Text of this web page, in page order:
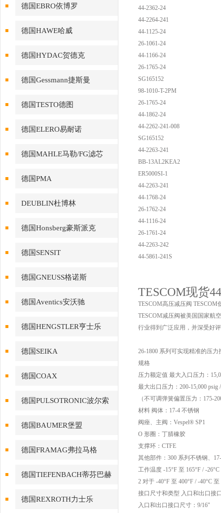
德国EBRO依博罗
德国HAWE哈威
德国HYDAC贺德克
德国Gessmann捷斯曼
德国TESTO德图
德国ELERO易耐诺
德国MAHLE马勒/FG滤芯
德国PMA
DEUBLIN杜博林
德国Honsberg豪斯派克
德国SENSIT
德国GNEUSS格诺斯
德国Aventics安沃驰
德国HENGSTLER亨士乐
德国SEIKA
德国COAX
德国PULSOTRONIC波尔索
德国BAUMER堡盟
德国FRAMAG弗拉马格
德国TIEFENBACH蒂芬巴赫
德国REXROTH力士乐
44-2362-24
44-2264-241
44-1125-24
26-1061-24
44-1166-24
26-1765-24
SG165152
98-1010-T-2PM
26-1765-24
44-1862-24
44-2262-241-008
SG165152
44-2263-241
BB-13AL2KEA2
ER5000SI-1
44-2263-241
44-1768-24
26-1762-24
44-1116-24
26-1761-24
44-2263-242
44-5861-241S
TESCOM现货
TESCOM高压减压阀
TESCOM减压阀被美国国家航
行业得到广泛应用，并深受好
26-1800 系列可实现精准的压
规格
压力额定值 最大入口压力：
最大出口压力：200-15,000 psig
（不可调弹簧偏置压力：175-
材料 阀体：17-4 不锈钢
阀痤、主阀：Vespel® SP1
O 形圈：丁腈橡胶
支撑环：CTFE
其他部件：300 系列不锈钢、
工作温度 -15°F 至 165°F / -26°C
2 对于 -40°F 至 400°F / -40°C
接口尺寸和类型 入口和出口接
入口和出口接口尺寸：9/16"